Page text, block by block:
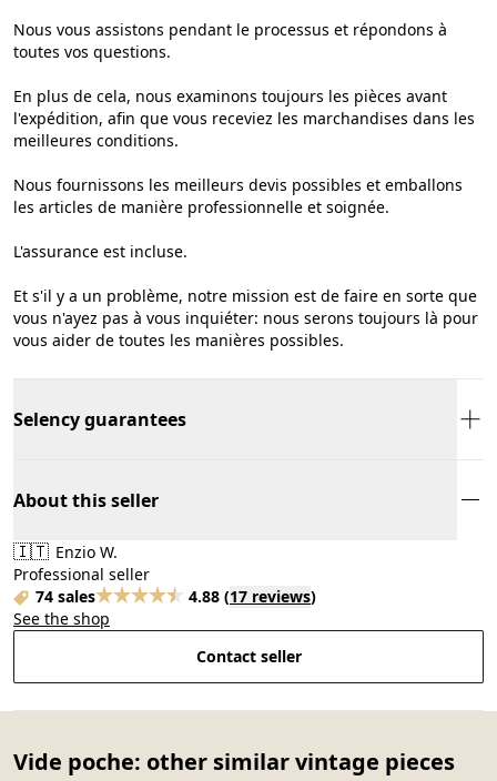
Nous vous assistons pendant le processus et répondons à
toutes vos questions.
En plus de cela, nous examinons toujours les pièces avant
l'expédition, afin que vous receviez les marchandises dans les
meilleures conditions.
Nous fournissons les meilleurs devis possibles et emballons
les articles de manière professionnelle et soignée.
L'assurance est incluse.
Et s'il y a un problème, notre mission est de faire en sorte que
vous n'ayez pas à vous inquiéter: nous serons toujours là pour
vous aider de toutes les manières possibles.
Selency guarantees
About this seller
🇮🇹 Enzio W.
Professional seller
74 sales
4.88 (17 reviews)
See the shop
Contact seller
Vide poche: other similar vintage pieces